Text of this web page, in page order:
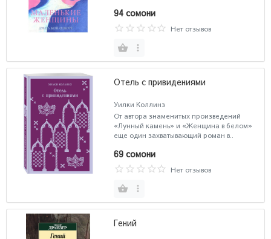
94 сомони
Нет отзывов
Отель с привидениями
Уилки Коллинз
От автора знаменитых произведений
«Лунный камень» и «Женщина в белом»
еще один захватывающий роман в..
69 сомони
Нет отзывов
Гений